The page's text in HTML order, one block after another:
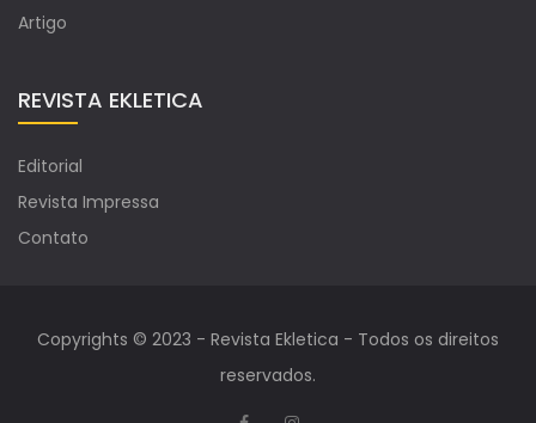
Artigo
REVISTA EKLETICA
Editorial
Revista Impressa
Contato
Copyrights © 2023 - Revista Ekletica - Todos os direitos
reservados.